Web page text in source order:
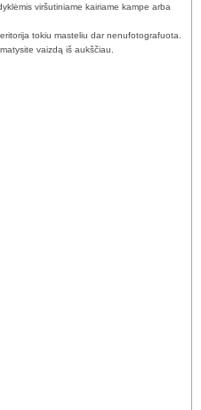
viršutiniame kairiame kampe arba
tokiu masteliu dar nenufotografuota.
vaizdą iš aukščiau.